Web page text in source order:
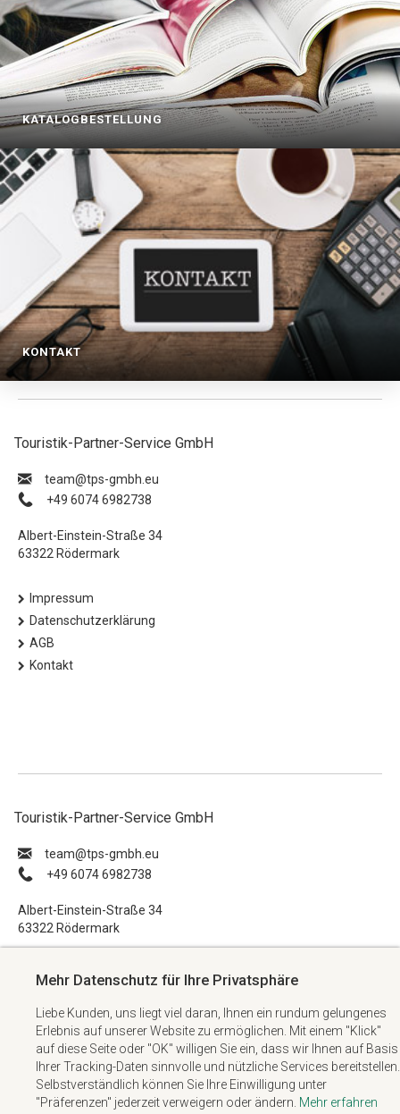
KATALOGBESTELLUNG
KONTAKT
Touristik-Partner-Service GmbH
ue.hbmg-spt@maet
+49 6074 6982738
Albert-Einstein-Straße 34
63322 Rödermark
Impressum
Datenschutzerklärung
AGB
Kontakt
Touristik-Partner-Service GmbH
ue.hbmg-spt@maet
+49 6074 6982738
Albert-Einstein-Straße 34
63322 Rödermark
Impressum
AGB
Kontakt
Mehr Datenschutz für Ihre Privatsphäre
Liebe Kunden, uns liegt viel daran, Ihnen ein rundum gelungenes
Erlebnis auf unserer Website zu ermöglichen. Mit einem "Klick"
auf diese Seite oder "OK" willigen Sie ein, dass wir Ihnen auf Basis
Ihrer Tracking-Daten sinnvolle und nützliche Services bereitstellen.
Selbstverständlich können Sie Ihre Einwilligung unter
"Präferenzen" jederzeit verweigern oder ändern. Mehr erfahren